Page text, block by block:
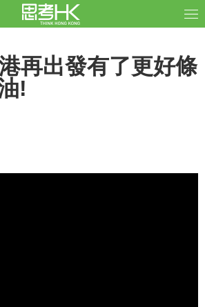
再出發有了更好條
!